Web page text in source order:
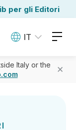
per gli Editori
IT
Italy or the
✕